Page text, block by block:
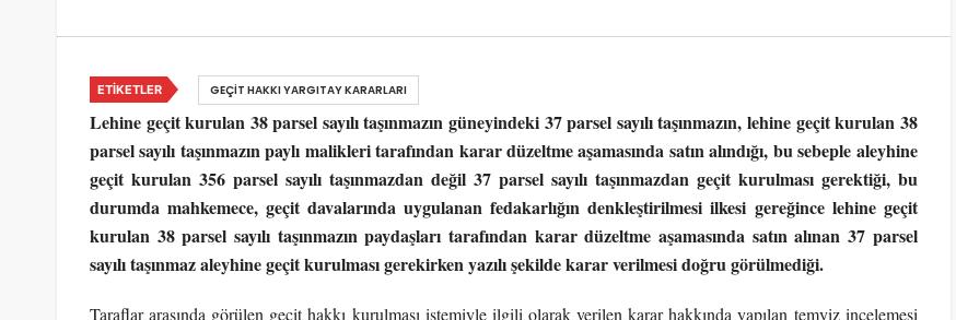
Lehine geçit kurulan 38 parsel sayılı taşınmazın güneyindeki 37 parsel sayılı taşınmazın, lehine geçit kurulan 38
parsel sayılı taşınmazın paylı malikleri tarafından karar düzeltme aşamasında satın alındığı, bu sebeple aleyhine
geçit kurulan 356 parsel sayılı taşınmazdan değil 37 parsel sayılı taşınmazdan geçit kurulması gerektiği, bu
durumda mahkemece, geçit davalarında uygulanan fedakarlığın denkleştirilmesi ilkesi gereğince lehine geçit
kurulan 38 parsel sayılı taşınmazın paydaşları tarafından karar düzeltme aşamasında satın alınan 37 parsel
sayılı taşınmaz aleyhine geçit kurulması gerekirken yazılı şekilde karar verilmesi doğru görülmediği.
Taraflar arasında görülen geçit hakkı kurulması istemiyle ilgili olarak verilen karar hakkında yapılan temyiz incelemesi
ETIKETLER GEÇIT HAKKI YARGITAY KARARLARI